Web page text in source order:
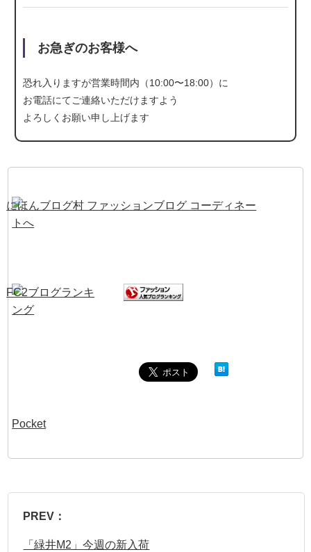
お急ぎのお客様へ
恐れ入りますが営業時間内（10:00〜18:00）に
お電話にてご連絡いただけますよう
よろしくお願い申し上げます
Pocket
PREV：
「緑井M2」今週の新入荷